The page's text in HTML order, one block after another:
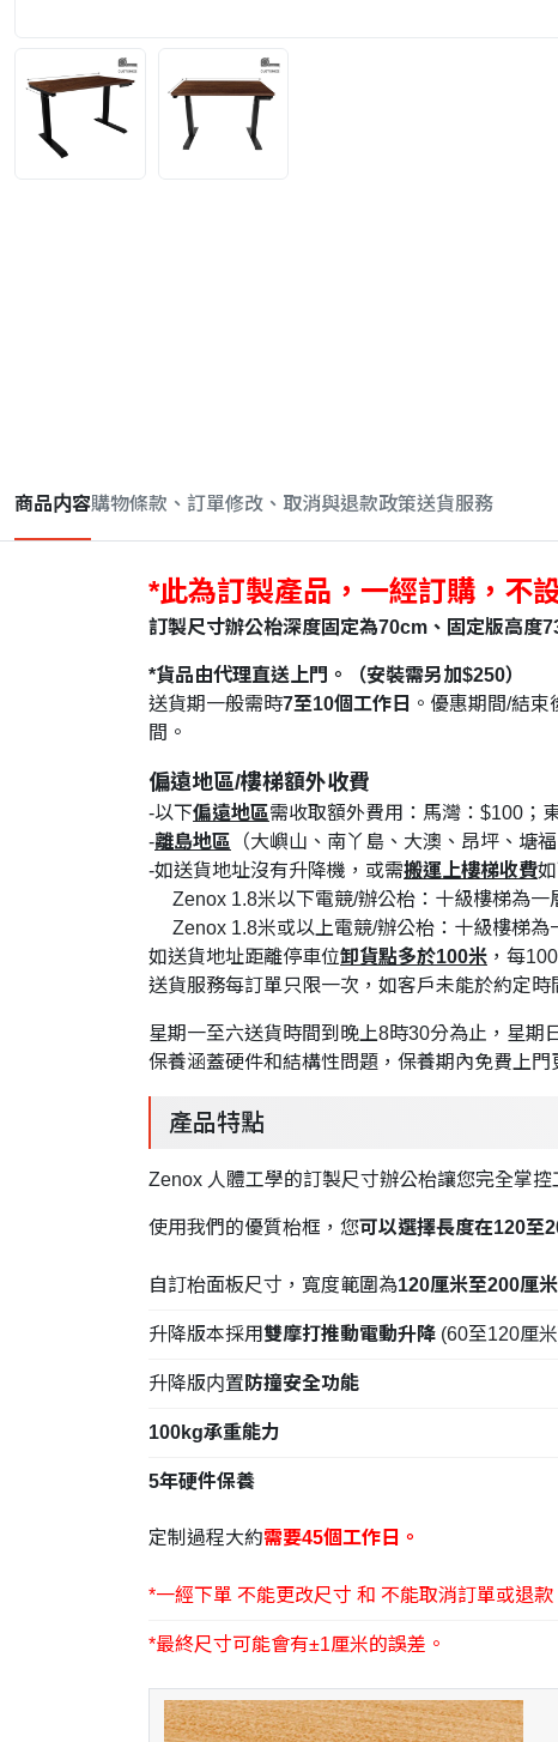
商品内容購物條款、訂單修改、取消與退款政策送貨服務
*此為訂製產品，一經訂購，不
訂製尺寸辦公枱深度固定為70cm、固定版高度
*貨品由代理直送上門。（安裝需另加$250）
送貨期一般需時7至10個工作日 。優惠期間/結
間。
偏遠地區/樓梯額外收費
-以下偏遠地區需收取額外費用：馬灣：$100；
-離島地區 （大嶼山、南丫島、大澳、昂坪、塘
-如送貨地址沒有升降機，或需搬運上樓梯收費如
Zenox 1.8米以下電競/辦公枱：十級樓梯為一
Zenox 1.8米或以上電競/辦公枱：十級樓梯為
如送貨地址距離停車位卸貨點多於100米 ，每
送貨服務每訂單只限一次，如客戶未能於約定
星期一至六送貨時間到晚上8時30分為止，星期
保養涵蓋硬件和結構性問題，保養期內免費上
產品特點
Zenox 人體工學的訂製尺寸辦公枱讓您完全掌
使用我們的優質枱框，您可以選擇長度在120至
自訂枱面板尺寸，寬度範圍為120厘米至200厘米
升降版本採用雙摩打推動電動升降 (60至120厘
升降版内置 防撞安全功能
100kg承重能力
5年硬件保養
定制過程大約需要45個工作日。
*一經下單 不能更改尺寸 和 不能取消訂單或退款
*最終尺寸可能會有±1厘米的誤差。